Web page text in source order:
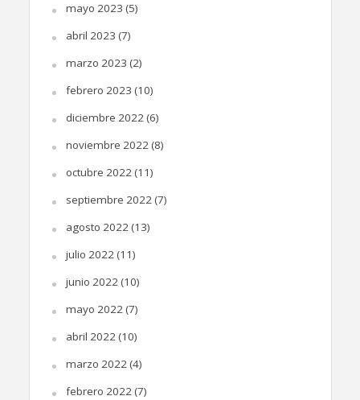
mayo 2023 (5)
abril 2023 (7)
marzo 2023 (2)
febrero 2023 (10)
diciembre 2022(6)
noviembre 2022(8)
octubre 2022(11)
septiembre 2022(7)
agosto 2022(13)
julio 2022(11)
junio 2022(10)
mayo 2022(7)
abril 2022(10)
marzo 2022(4)
febrero 2022(7)